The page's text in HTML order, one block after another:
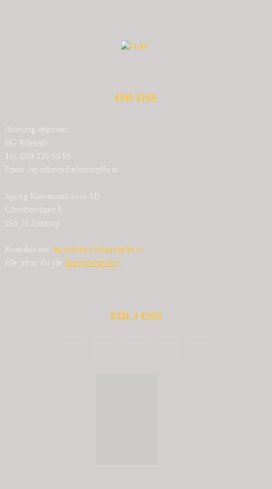
OM OSS
Ansvarig utgivare:
BG Nilensjö
Tel: 070-226 99 95
Epost: bg.nilensjo[at]springlfa.se
Spring Kommunikation AB
Görslövsvägen 8
263 71 Jonstorp
Kontakta oss: bg.nilensjo[at]springlfa.se
Här hittar du vår Integritetspolicy
FÖLJ OSS